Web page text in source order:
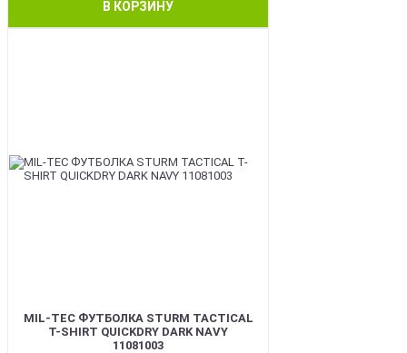
В КОРЗИНУ
MIL-TEC ФУТБОЛКА STURM TACTICAL
T-SHIRT QUICKDRY DARK NAVY
11081003